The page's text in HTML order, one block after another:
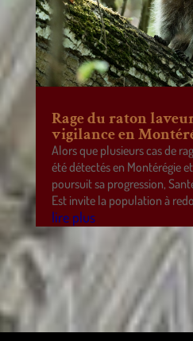
Rage du raton
vigilance en
Alors que plusieurs cas de
été détectés en Montérégie
poursuit sa progression,
Est invite la population à
lire plus